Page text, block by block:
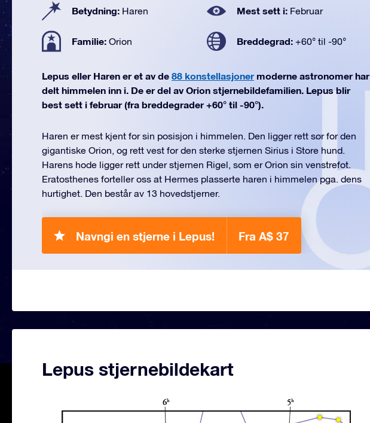
Betydning: Haren Mest sett i: Februar
Familie: Orion Breddegrad: +60° til -90°
Lepus eller Haren er et av de 88 konstellasjonermoderne astronomer har
delt himmelen inn i. De er del av Orion stjernebildefamilien. Lepus blir
best sett i februar (fra breddegrader +60° til -90°).
Haren er mest kjent for sin posisjon i himmelen. Den ligger rett sør for den
gigantiske Orion, og rett vest for den sterke stjernen Sirius i Store hund.
Harens hode ligger rett under stjernen Rigel, som er Orion sin venstrefot.
Eratosthenes forteller oss at Hermes plasserte haren i himmelen pga. dens
hurtighet. Den består av 13 hovedstjerner.
Navngi en stjerne i Lepus! Fra A$ 37
Lepus stjernebildekart